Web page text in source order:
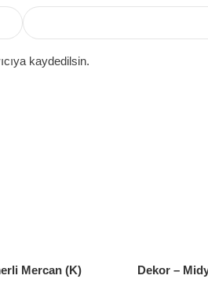
kaydedilsin.
Mercan (K) Dekor –